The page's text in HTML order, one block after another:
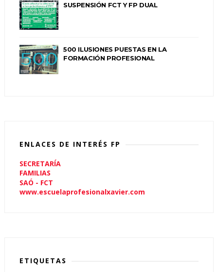
SUSPENSIÓN FCT Y FP DUAL
500 ILUSIONES PUESTAS EN LA
FORMACIÓN PROFESIONAL
ENLACES DE INTERÉS FP
SECRETARÍA
FAMILIAS
SAÓ - FCT
www.escuelaprofesionalxavier.com
ETIQUETAS